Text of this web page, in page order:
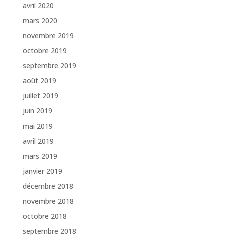
avril 2020
mars 2020
novembre 2019
octobre 2019
septembre 2019
août 2019
juillet 2019
juin 2019
mai 2019
avril 2019
mars 2019
janvier 2019
décembre 2018
novembre 2018
octobre 2018
septembre 2018